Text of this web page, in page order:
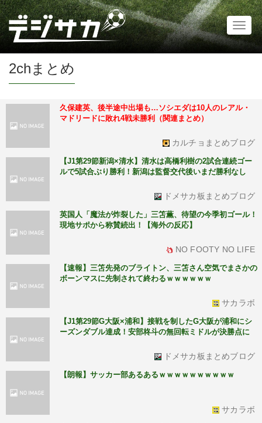
2chまとめ
久保建英、後半途中出場も…ソシエダは10人のレアル・
マドリードに敗れ4戦未勝利（関連まとめ）
カルチョまとめブログ
【J1第29節新潟×清水】清水は高橋利樹の2試合連続ゴー
ルで5試合ぶり勝利！新潟は監督交代後いまだ勝利なし
ドメサカ板まとめブログ
英国人「魔法が炸裂した」三笘薫、待望の今季初ゴール！
現地サポから称賛続出！【海外の反応】
NO FOOTY NO LIFE
【速報】三笘先発のブライトン、三笘さん空気でまさかの
ボーンマスに先制されて終わるｗｗｗｗｗｗ
サカラボ
【J1第29節G大阪×浦和】接戦を制したG大阪が浦和にシ
ーズンダブル達成！安部柊斗の無回転ミドルが決勝点に
ドメサカ板まとめブログ
【朗報】サッカー部あるあるｗｗｗｗｗｗｗｗｗｗ
サカラボ